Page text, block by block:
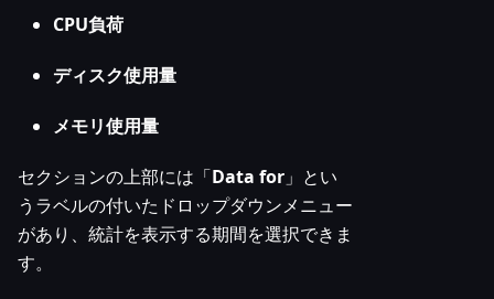
CPU負荷
ディスク使用量
メモリ使用量
セクションの上部には「Data for 」とい
うラベルの付いたドロップダウンメニュー
があり、統計を表示する期間を選択できま
す。